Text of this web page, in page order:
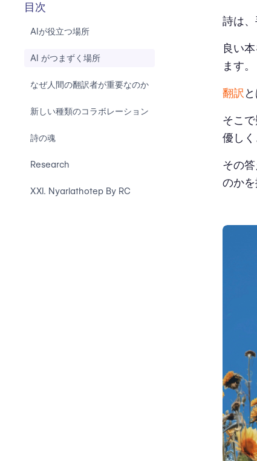
目次
AIが役立つ場所
AI がつまずく場所
なぜ人間の翻訳者が重要なのか
新しい種類のコラボレーション
詩の魂
Research
XXI. Nyarlathotep By RC
詩は
良い
ます。
翻訳
そこ
優し
その
のかを